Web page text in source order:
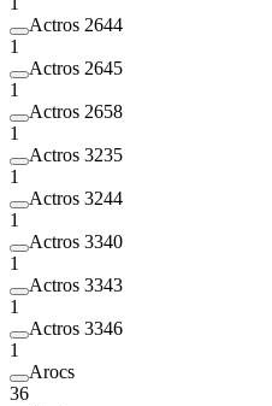
Actros 2644
1
Actros 2645
1
Actros 2658
1
Actros 3235
1
Actros 3244
1
Actros 3340
1
Actros 3343
1
Actros 3346
1
Arocs
36